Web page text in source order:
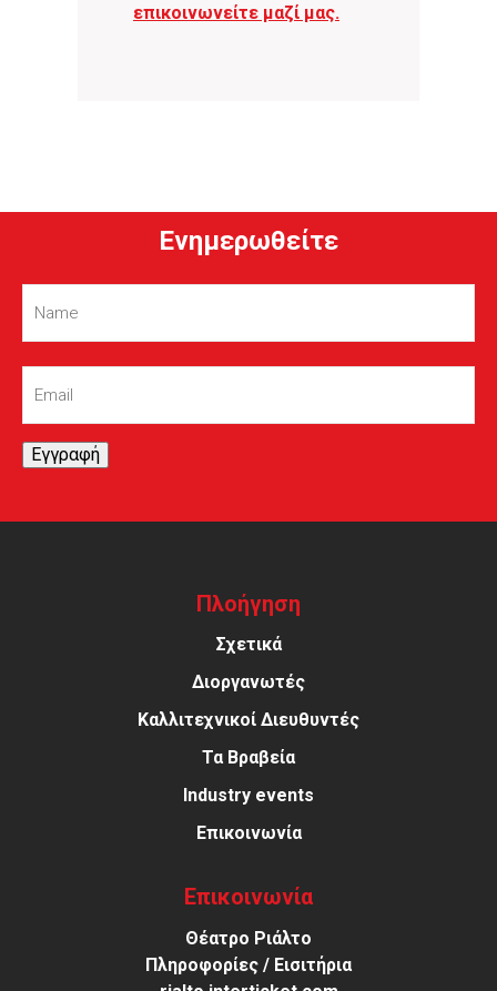
επικοινωνείτε μαζί μας.
Ενημερωθείτε
Name(Required)
Email(Required)
Εγγραφή
Πλοήγηση
Σχετικά
Διοργανωτές
Καλλιτεχνικοί Διευθυντές
Τα Βραβεία
Industry events
Επικοινωνία
Επικοινωνία
Θέατρο Ριάλτο
Πληροφορίες / Εισιτήρια